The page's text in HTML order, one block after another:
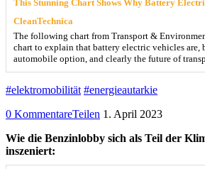
This Stunning Chart Shows Why Battery
CleanTechnica
The following chart from Transport &
chart to explain that battery electric vehicles are,
automobile option, and clearly the future of
#elektromobilität #energieautarkie
0 KommentareTeilen 1. April 2023
Wie die Benzinlobby sich als Teil der
inszeniert: